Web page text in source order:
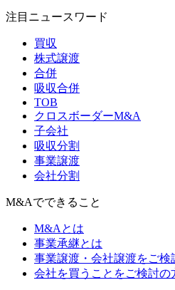
注目ニュースワード
買収
株式譲渡
合併
吸収合併
TOB
クロスボーダーM&A
子会社
吸収分割
事業譲渡
会社分割
M&Aでできること
M&Aとは
事業承継とは
事業譲渡・会社譲渡をご検
会社を買うことをご検討の